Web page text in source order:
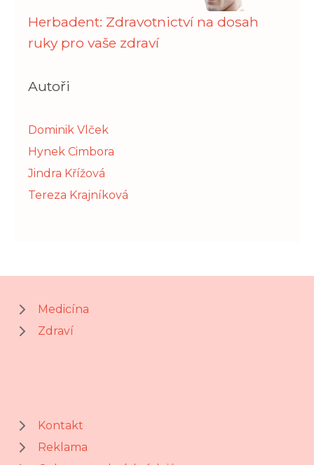
Herbadent: Zdravotnictví na dosah
ruky pro vaše zdraví
Autoři
Dominik Vlček
Hynek Cimbora
Jindra Křížová
Tereza Krajníková
Medicína
Zdraví
Kontakt
Reklama